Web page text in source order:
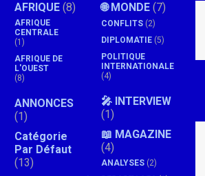
AFRIQUE(8)
AFRIQUE
CENTRALE
(1)
AFRIQUE DE
L'OUEST
(8)
ANNONCES
(1)
Catégorie
Par Défaut
(13)
🌐 MONDE (7)
CONFLITS (2)
DIPLOMATIE (5)
POLITIQUE
INTERNATIONALE
(4)
🎤 INTERVIEW
(1)
📖 MAGAZINE
(4)
ANALYSES (2)